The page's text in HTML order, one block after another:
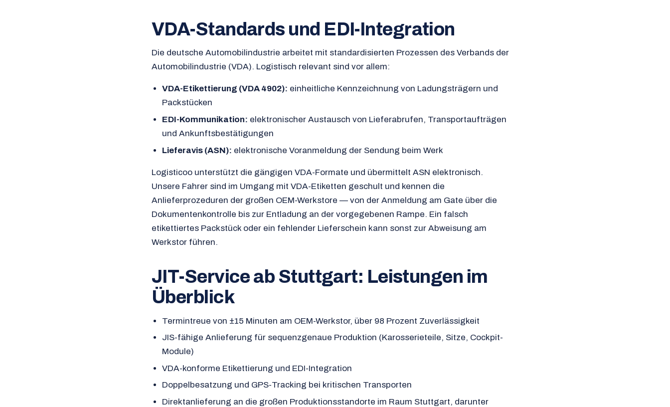
VDA-Standards und EDI-Integration
Die deutsche Automobilindustrie arbeitet mit standardisierten Prozessen des Verbands der
Automobilindustrie (VDA). Logistisch relevant sind vor allem:
VDA-Etikettierung (VDA 4902): einheitliche Kennzeichnung von Ladungsträgern und
Packstücken
EDI-Kommunikation: elektronischer Austausch von Lieferabrufen, Transportaufträgen
und Ankunftsbestätigungen
Lieferavis (ASN): elektronische Voranmeldung der Sendung beim Werk
Logisticoo unterstützt die gängigen VDA-Formate und übermittelt ASN elektronisch.
Unsere Fahrer sind im Umgang mit VDA-Etiketten geschult und kennen die
Anlieferprozeduren der großen OEM-Werkstore — von der Anmeldung am Gate über die
Dokumentenkontrolle bis zur Entladung an der vorgegebenen Rampe. Ein falsch
etikettiertes Packstück oder ein fehlender Lieferschein kann sonst zur Abweisung am
Werkstor führen.
JIT-Service ab Stuttgart: Leistungen im
Überblick
Termintreue von ±15 Minuten am OEM-Werkstor, über 98 Prozent Zuverlässigkeit
JIS-fähige Anlieferung für sequenzgenaue Produktion (Karosserieteile, Sitze, Cockpit-
Module)
VDA-konforme Etikettierung und EDI-Integration
Doppelbesatzung und GPS-Tracking bei kritischen Transporten
Direktanlieferung an die großen Produktionsstandorte im Raum Stuttgart, darunter